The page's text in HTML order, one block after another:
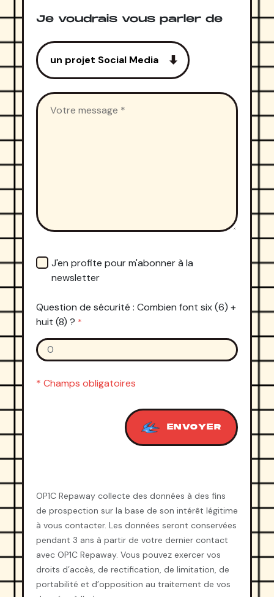
Je voudrais vous parler de
J'en profite pour m'abonner à la
newsletter
Question de sécurité : Combien font six (6) +
huit (8) ? *
* Champs obligatoires
ENVOYER
OP1C Repaway collecte des données à des fins
de prospection sur la base de son intérêt légitime
à vous contacter. Les données seront conservées
pendant 3 ans à partir de votre dernier contact
avec OP1C Repaway. Vous pouvez exercer vos
droits d’accès, de rectification, de limitation, de
portabilité et d’opposition au traitement de vos